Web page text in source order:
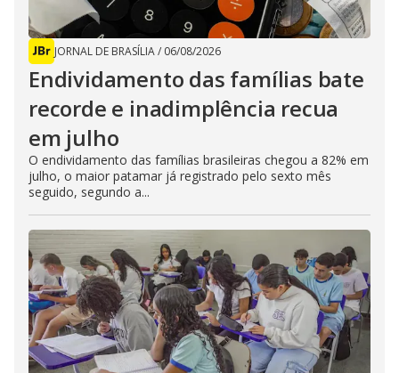
JORNAL DE BRASÍLIA/ 06/08/2026
Endividamento das famílias bate
recorde e inadimplência recua
em julho
O endividamento das famílias brasileiras chegou a 82% em
julho, o maior patamar já registrado pelo sexto mês
seguido, segundo a...